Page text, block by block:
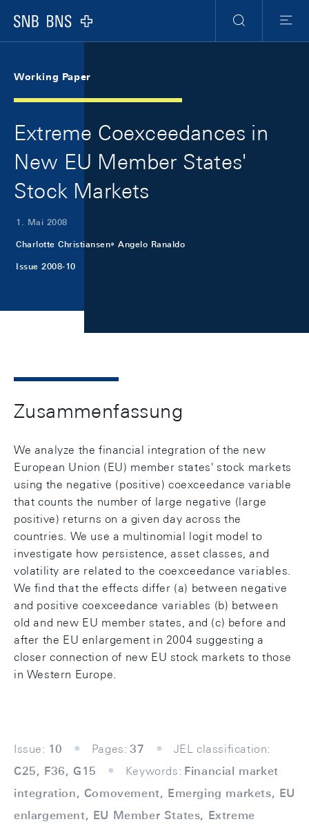
Logo
Suche
Menu
Working Paper
Extreme Coexceedances in
New EU Member States'
Stock Markets
1. Mai 2008
Charlotte Christiansen Angelo Ranaldo
Issue 2008-10
Zusammenfassung
We analyze the financial integration of the new
European Union (EU) member states' stock markets
using the negative (positive) coexceedance variable
that counts the number of large negative (large
positive) returns on a given day across the
countries. We use a multinomial logit model to
investigate how persistence, asset classes, and
volatility are related to the coexceedance variables.
We find that the effects differ (a) between negative
and positive coexceedance variables (b) between
old and new EU member states, and (c) before and
after the EU enlargement in 2004 suggesting a
closer connection of new EU stock markets to those
in Western Europe.
Issue: 10 Pages: 37
JEL classification:
C25, F36, G15
Keywords: Financial market
integration, Comovement, Emerging markets, EU
enlargement, EU Member States, Extreme